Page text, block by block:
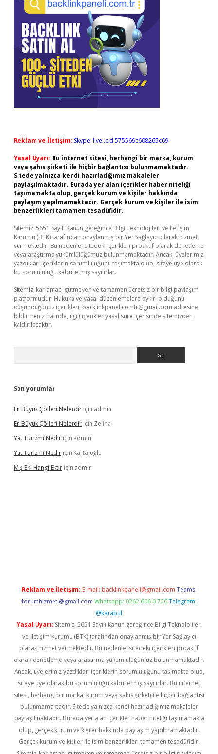
Reklam ve İletişim: Skype: live:.cid.575569c608265c69
Yasal Uyarı: Bu internet sitesi, herhangi bir marka, kurum
veya şahıs şirketi ile hiçbir bağlantısı bulunmamaktadır.
Sitede yalnızca kendi hazırladığımız makaleler
paylaşılmaktadır. Burada yer alan içerikler haber niteliği
taşımamakta olup, gerçek kurum ve kişiler hakkında
paylaşım yapılmamaktadır. Gerçek kurum ve kişiler ile isim
benzerlikleri tamamen tesadüfidir.
Sitemiz, 5651 Sayılı Kanun gereğince Bilgi Teknolojileri ve İletişim
Kurumu (BTK) tarafından onaylanmış bir Yer Sağlayıcı olarak hizmet
vermektedir. Bu nedenle, sitedeki içerikleri proaktif olarak denetleme
veya araştırma yükümlülüğümüz bulunmamaktadır. Ancak, üyelerimiz
yazdıkları içeriklerin sorumluluğunu taşımakta olup, siteye üye olarak
bu sorumluluğu kabul etmiş sayılırlar.
Sitemiz, kar amacı gütmeyen ve tamamen ücretsiz bir bilgi paylaşım
platformudur. Hukuka ve yasal düzenlemelere aykırı olduğunu
düşündüğünüz içerikleri, backlinkpanelicomtr@gmail.com adresine
bildirmeniz halinde, ilgili içerikler yasal süre içerisinde sitemizden
kaldırılacaktır.
Son yorumlar
En Büyük Çölleri Nelerdir için admin
En Büyük Çölleri Nelerdir için Zeliha
Yat Turizmi Nedir için admin
Yat Turizmi Nedir için Kartaloğlu
Miş Eki Hangi Ektir için admin
Reklam ve İletişim: E-mail: backlinkpaneli@gmail.com Teams:
forumhizmeti@gmail.com Whatsapp: 0262 606 0 726 Telegram:
@karabul
Yasal Uyarı: Sitemiz, 5651 Sayılı Kanun gereğince Bilgi Teknolojileri
ve İletişim Kurumu (BTK) tarafından onaylanmış bir Yer Sağlayıcı
olarak hizmet vermektedir. Bu nedenle, sitedeki içerikleri proaktif
olarak denetleme veya araştırma yükümlülüğümüz bulunmamaktadır.
Ancak, üyelerimiz yazdıkları içeriklerin sorumluluğunu taşımakta olup,
siteye üye olarak bu sorumluluğu kabul etmiş sayılırlar. Bu internet
sitesi, herhangi bir marka, kurum veya şahıs şirketi ile hiçbir bağlantısı
bulunmamaktadır. Sitede yalnızca kendi hazırladığımız makaleler
paylaşılmaktadır. Burada yer alan içerikler haber niteliği taşımamakta
olup, gerçek kurum ve kişiler hakkında paylaşım yapılmamaktadır.
Gerçek kurum ve kişiler ile isim benzerlikleri tamamen tesadüfidir.